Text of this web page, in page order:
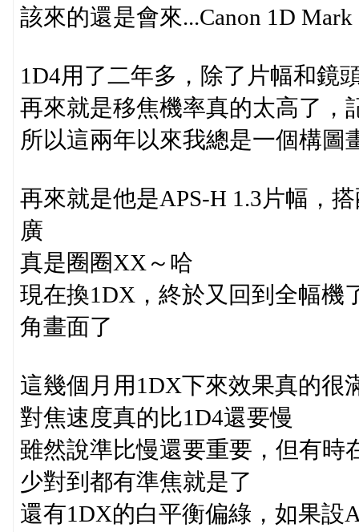
該來的還是會來...Canon 1D
1D4用了二年多，除了片幅和鏡
再來就是移焦機率真的太高了，
所以這兩年以來我總是一個構圖
再來就是他是APS-H 1.3片幅，
廣
真是圈圈XX～哈
現在換1DX，終於又回到全幅機
角畫面了
這幾個月用1DX下來效果真的很
對焦速度真的比1D4還要慢
雖然說準比慢還要重要，但有時
少對到都有準焦就是了
還有1DX的白平衡偏綠，如果設